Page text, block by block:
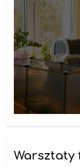
Warsztaty